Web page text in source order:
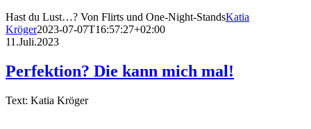
Hast du Lust…? Von Flirts und One-Night-StandsKatia
Kröger2023-07-07T16:57:27+02:00
11.Juli.2023
Perfektion? Die kann mich mal!
Text: Katia Kröger